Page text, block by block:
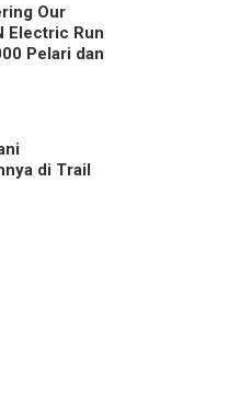
Our
Electric Run
Pelari dan
di Trail